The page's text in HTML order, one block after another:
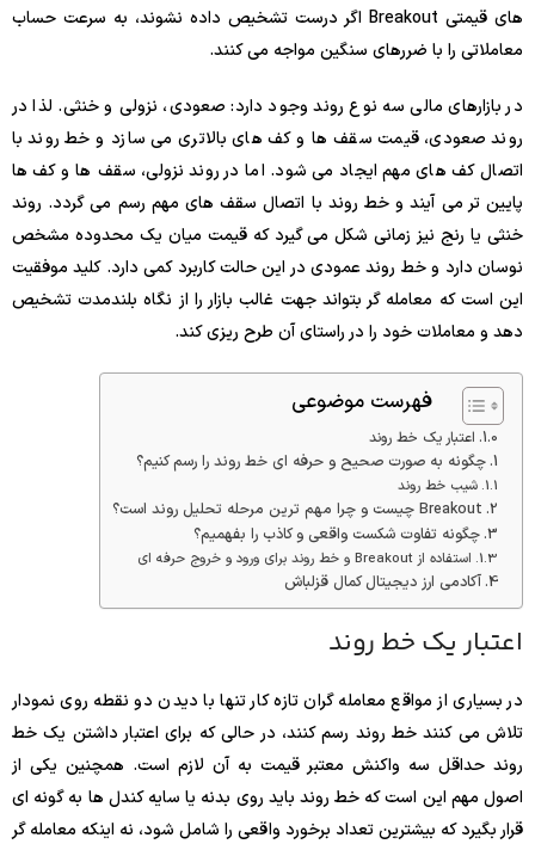
های قیمتی Breakout اگر درست تشخیص داده نشوند، به سرعت حساب
معاملاتی را با ضررهای سنگین مواجه می کنند.
در بازارهای مالی سه نوع روند وجود دارد: صعودی، نزولی و خنثی. لذا در
روند صعودی، قیمت سقف ها و کف های بالاتری می سازد و خط روند با
اتصال کف های مهم ایجاد می شود. اما در روند نزولی، سقف ها و کف ها
پایین تر می آیند و خط روند با اتصال سقف های مهم رسم می گردد. روند
خنثی یا رنج نیز زمانی شکل می گیرد که قیمت میان یک محدوده مشخص
نوسان دارد و خط روند عمودی در این حالت کاربرد کمی دارد. کلید موفقیت
این است که معامله گر بتواند جهت غالب بازار را از نگاه بلندمدت تشخیص
دهد و معاملات خود را در راستای آن طرح ریزی کند.
فهرست موضوعی
اعتبار یک خط روند
چگونه به صورت صحیح و حرفه ای خط روند را رسم کنیم؟
شیب خط روند
Breakout چیست و چرا مهم ترین مرحله تحلیل روند است؟
چگونه تفاوت شکست واقعی و کاذب را بفهمیم؟
استفاده از Breakout و خط روند برای ورود و خروج حرفه ای
آکادمی ارز دیجیتال کمال قزلباش
اعتبار یک خط روند
در بسیاری از مواقع معامله گران تازه کار تنها با دیدن دو نقطه روی نمودار
تلاش می کنند خط روند رسم کنند، در حالی که برای اعتبار داشتن یک خط
روند حداقل سه واکنش معتبر قیمت به آن لازم است. همچنین یکی از
اصول مهم این است که خط روند باید روی بدنه یا سایه کندل ها به گونه ای
قرار بگیرد که بیشترین تعداد برخورد واقعی را شامل شود، نه اینکه معامله گر